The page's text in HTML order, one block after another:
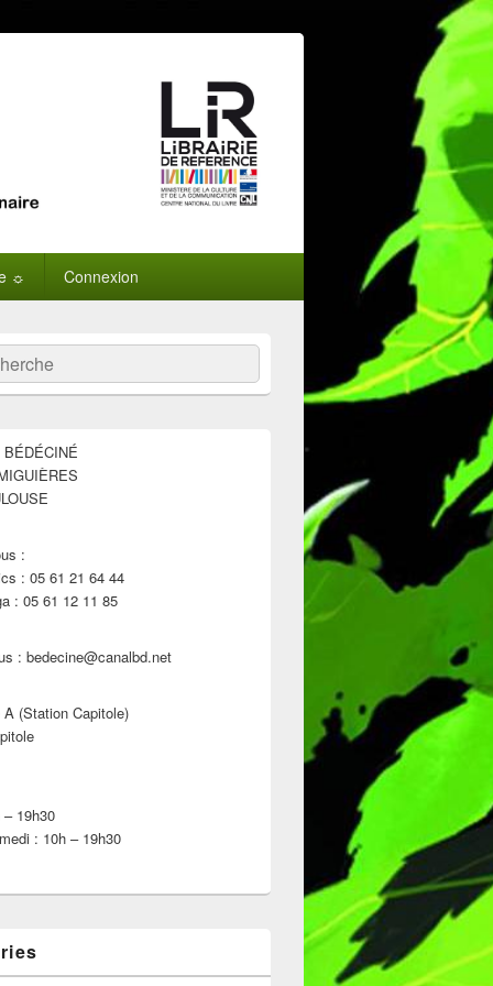
☼ Connexion
:
: 05 61 21 64 44
: 05 61 12 11 85
: bedecine@canalbd.net
A (Station Capitole)
19h30
: 10h – 19h30